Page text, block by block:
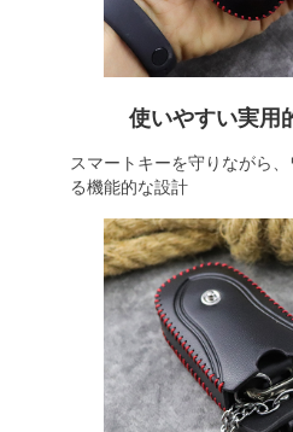
使いやすい実用
スマートキーを守りながら
る機能的な設計